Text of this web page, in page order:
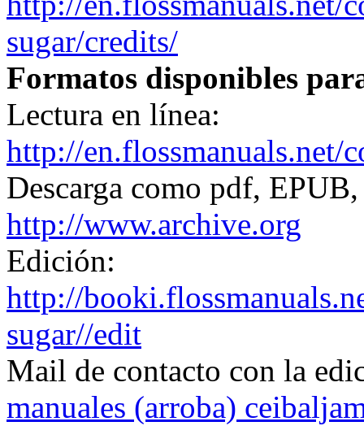
sugar/credits/
Formatos disponibles
Lectura en línea:
http://en.flossmanuals.net/
Descarga como pdf,
http://www.archive.org
Edición:
http://
sugar//edit
Mail de contacto con la
manuales (arroba)